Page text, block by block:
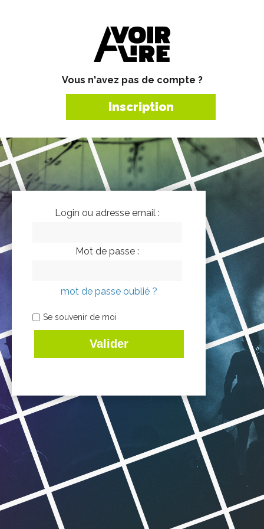
Vous n'avez pas de compte ?
Inscription
Login ou adresse email :
Mot de passe :
mot de passe oublié ?
Se souvenir de moi